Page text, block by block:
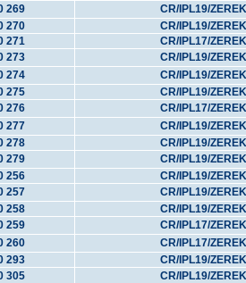
269
CR/IPL19/
270
CR/IPL19/
271
CR/IPL17/
273
CR/IPL19/
274
CR/IPL19/
275
CR/IPL19/
276
CR/IPL17/
277
CR/IPL19/
278
CR/IPL19/
279
CR/IPL19/
256
CR/IPL19/
257
CR/IPL19/
258
CR/IPL19/
259
CR/IPL17/
260
CR/IPL17/
293
CR/IPL19/
305
CR/IPL19/